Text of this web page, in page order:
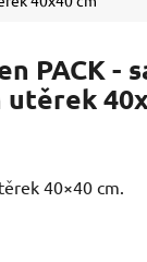
PACK -
40×40 cm.